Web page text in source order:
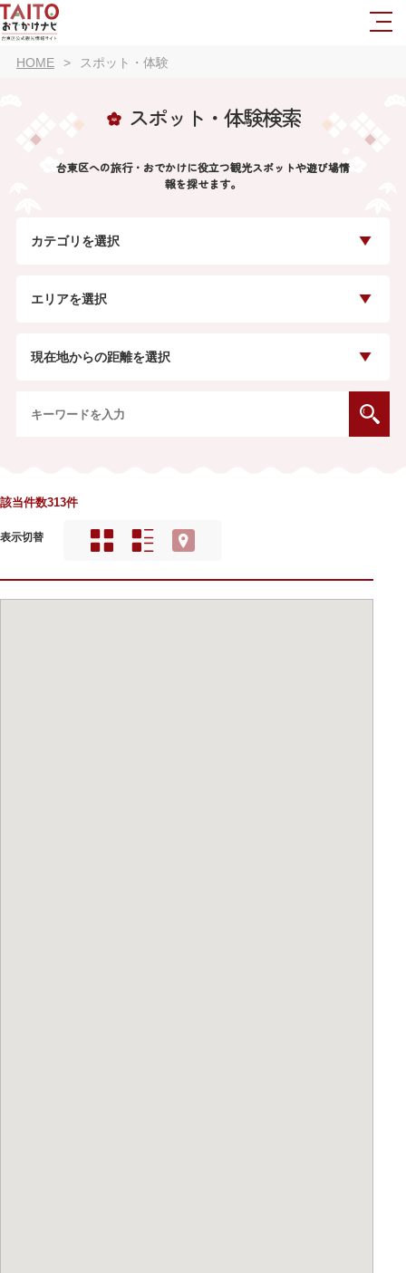
HOME スポット・体験
スポット・体験検索
台東区への旅行・おでかけに役立つ観光スポットや遊び場情
報を探せます。
カテゴリを選択
エリアを選択
現在地からの距離を選択
該当件数313件
表示切替